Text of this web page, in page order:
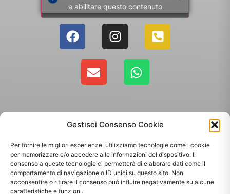
Gestisci Consenso Cookie
Per fornire le migliori esperienze, utilizziamo tecnologie come i cookie
per memorizzare e/o accedere alle informazioni del dispositivo. Il
consenso a queste tecnologie ci permetterà di elaborare dati come il
comportamento di navigazione o ID unici su questo sito. Non
acconsentire o ritirare il consenso può influire negativamente su alcune
caratteristiche e funzioni.
e abilitare questo contenuto
Copyright 2025 - Giallo Sun sas di Sandonà Alessandro & C. | Via Roma 106,
35010 Massanzago PD | P.Iva: 03885160287